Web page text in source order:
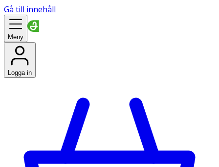
Gå till innehåll
Meny
Logga in